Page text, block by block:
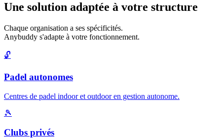
Une solution adaptée à votre structure
Chaque organisation a ses spécificités.
Anybuddy s'adapte à votre fonctionnement.
🔓
Padel autonomes
Centres de padel indoor et outdoor en gestion autonome.
🎾
Clubs privés